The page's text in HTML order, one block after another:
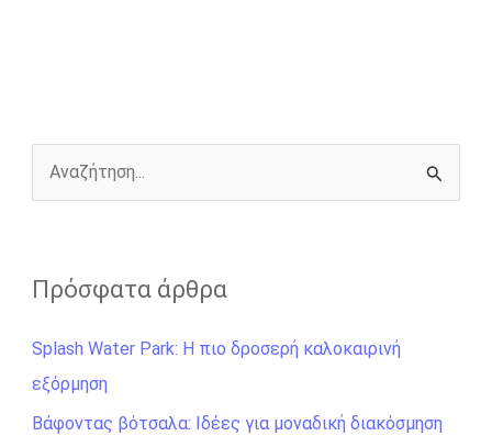
k
e
r
k
ζ
τ
η
σ
Πρόσφατα άρθρα
Splash Water Park: Η πιο δροσερή καλοκαιρινή
εξόρμηση
Βάφοντας βότσαλα: Ιδέες για μοναδική διακόσμηση